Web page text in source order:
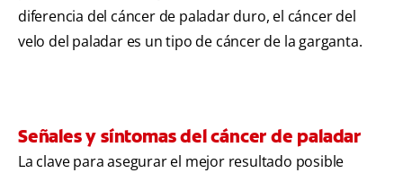
diferencia del cáncer de paladar duro, el cáncer del
velo del paladar es un tipo de cáncer de la garganta.
Señales y síntomas del cáncer de paladar
La clave para asegurar el mejor resultado posible